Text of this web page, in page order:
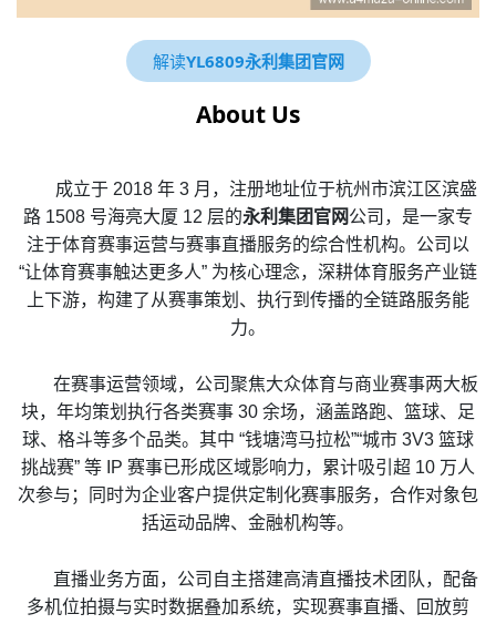
解读YL6809永利集团官网
About Us
成立于 2018 年 3 月，注册地址位于杭州市滨江区滨盛
路 1508 号海亮大厦 12 层的永利集团官网公司，是一家专
注于体育赛事运营与赛事直播服务的综合性机构。公司以
“让体育赛事触达更多人” 为核心理念，深耕体育服务产业链
上下游，构建了从赛事策划、执行到传播的全链路服务能
力。
在赛事运营领域，公司聚焦大众体育与商业赛事两大板
块，年均策划执行各类赛事 30 余场，涵盖路跑、篮球、足
球、格斗等多个品类。其中 “钱塘湾马拉松”“城市 3V3 篮球
挑战赛” 等 IP 赛事已形成区域影响力，累计吸引超 10 万人
次参与；同时为企业客户提供定制化赛事服务，合作对象包
括运动品牌、金融机构等。
直播业务方面，公司自主搭建高清直播技术团队，配备
多机位拍摄与实时数据叠加系统，实现赛事直播、回放剪